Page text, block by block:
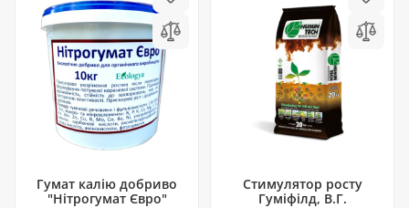
Гумат калію добриво
"Нітрогумат Євро"
Стимулятор росту
Гуміфілд, В.Г.